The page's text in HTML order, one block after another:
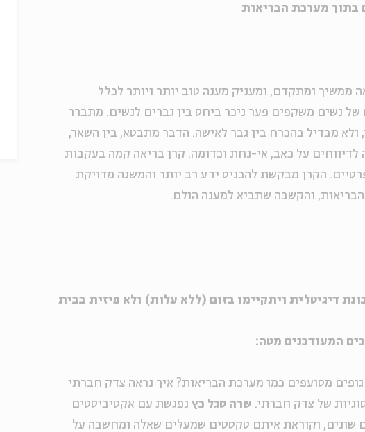
ממשיך ומתקדם, ומעניק מענה טוב יותר ויותר לכלל
נשים משקפים פער ניכר ביחס בין גברים לנשים. מתברר
ולא מבדיל בהכרח בין גבר לאישה. הדבר מתבטא, בין השאר,
לדיווחים על כאב, אי-נחת וכדומה. קרן בריאה קמה בעקבות
הקרן מבקשת להכניס ידע רב יותר והמשגה מדויקת
הבריאות, והקשבה שתביא למענה הולם.
דיגיטלית ויתקיימו בזום (ללא עלות) ולא פיזית בבית
המעודכנים מטה:
מסועפים כמו מערכת הבריאות? איך נראה צדק חברתי
של צדק חברתי. שרה סגל כץ נפגשת עם אקטיביסטים
שונים, וקוראת איתם טקסטים שמעלים שאלה ומחשבה על